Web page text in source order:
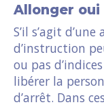
Allonger
S’il s’agit
d’instruction
ou pas
libérer la
d’arrêt. Dans